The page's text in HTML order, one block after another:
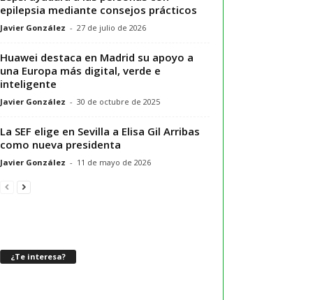
epilepsia mediante consejos prácticos
Javier González - 27 de julio de 2026
Huawei destaca en Madrid su apoyo a
una Europa más digital, verde e
inteligente
Javier González - 30 de octubre de 2025
La SEF elige en Sevilla a Elisa Gil Arribas
como nueva presidenta
Javier González - 11 de mayo de 2026
¿Te interesa?